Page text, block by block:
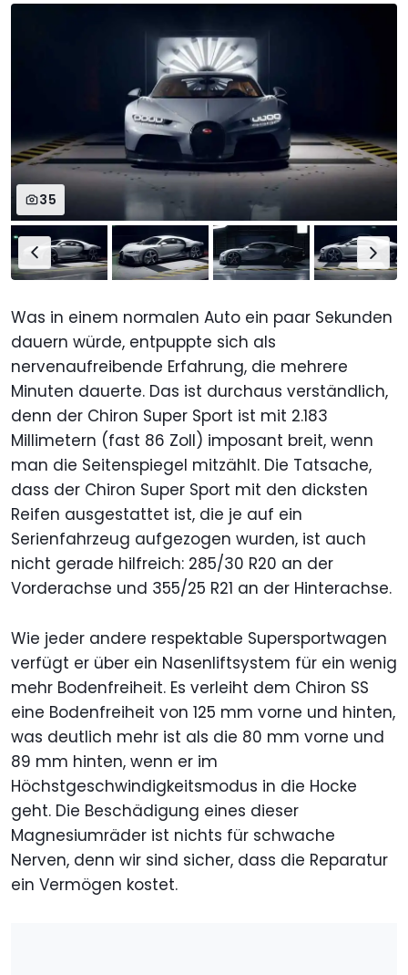
35
Was in einem normalen Auto ein paar Sekunden
dauern würde, entpuppte sich als
nervenaufreibende Erfahrung, die mehrere
Minuten dauerte. Das ist durchaus verständlich,
denn der Chiron Super Sport ist mit 2.183
Millimetern (fast 86 Zoll) imposant breit, wenn
man die Seitenspiegel mitzählt. Die Tatsache,
dass der Chiron Super Sport mit den dicksten
Reifen ausgestattet ist, die je auf ein
Serienfahrzeug aufgezogen wurden, ist auch
nicht gerade hilfreich: 285/30 R20 an der
Vorderachse und 355/25 R21 an der Hinterachse.
Wie jeder andere respektable Supersportwagen
verfügt er über ein Nasenliftsystem für ein wenig
mehr Bodenfreiheit. Es verleiht dem Chiron SS
eine Bodenfreiheit von 125 mm vorne und hinten,
was deutlich mehr ist als die 80 mm vorne und
89 mm hinten, wenn er im
Höchstgeschwindigkeitsmodus in die Hocke
geht. Die Beschädigung eines dieser
Magnesiumräder ist nichts für schwache
Nerven, denn wir sind sicher, dass die Reparatur
ein Vermögen kostet.